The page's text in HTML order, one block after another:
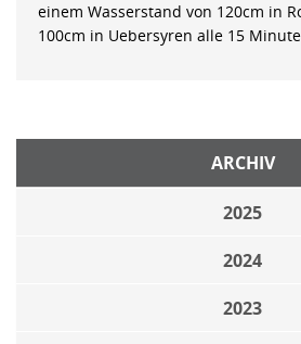
einem Wasserstand von 120cm in
100cm in Uebersyren alle 15
ARCHIV
2025
2024
2023